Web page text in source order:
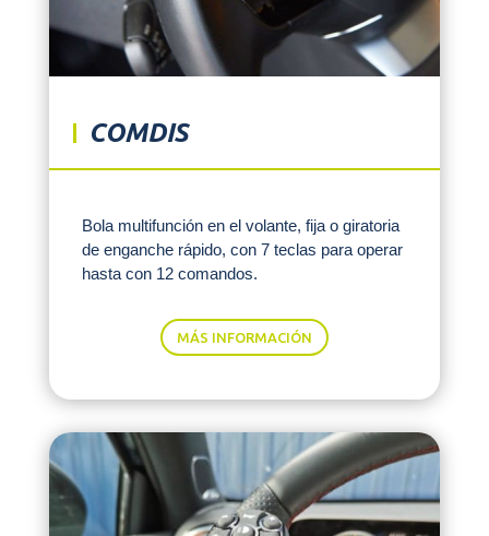
COMDIS
Bola multifunción en el volante, fija o giratoria
de enganche rápido, con 7 teclas para operar
hasta con 12 comandos.
MÁS INFORMACIÓN